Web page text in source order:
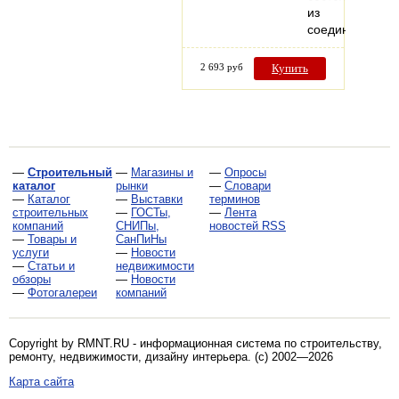
из
соединенных…
2 693 руб Купить
— Строительный
каталог
— Каталог
строительных
компаний
— Товары и
услуги
— Статьи и
обзоры
— Фотогалереи
— Магазины и
рынки
— Выставки
— ГОСТы,
СНИПы,
СанПиНы
— Новости
недвижимости
— Новости
компаний
— Опросы
— Словари
терминов
— Лента
новостей RSS
Copyright by RMNT.RU - информационная система по строительству,
ремонту, недвижимости, дизайну интерьера. (c) 2002—2026
Карта сайта